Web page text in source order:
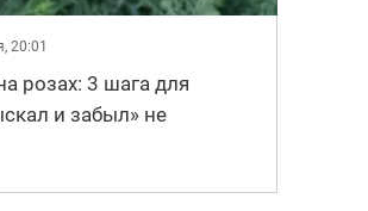
20:01
розах: 3 шага для
и забыл» не